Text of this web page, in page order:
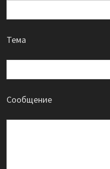
Тема
Сообщение